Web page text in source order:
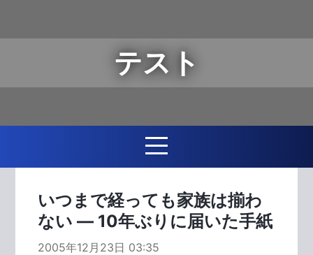
テスト
いつまで経っても家族は揃わ
ない ― 10年ぶりに届いた手紙
2005年12月23日 03:35